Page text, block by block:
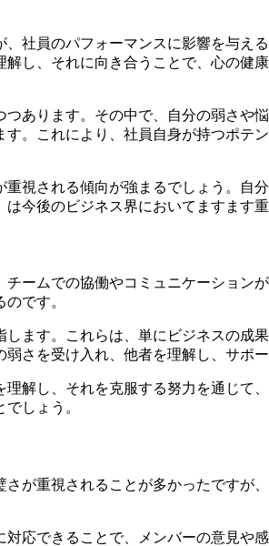
社員のパフォーマンスに影響を与え
し、それに向き合うことで、心の健
あります。その中で、自分の弱さや
。これにより、社員自身が持つポテ
視される傾向が強まるでしょう。自
今後のビジネス界においてますます
ームでの協働やコミュニケーション
です。
ます。これらは、単にビジネスの成
さを受け入れ、他者を理解し、サポ
解し、それを克服する努力を通じて
しょう。
が重視されることが多かったですが
応できることで、メンバーの意見や